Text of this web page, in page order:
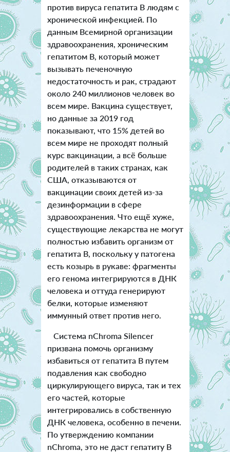
против вируса гепатита B людям с
хронической инфекцией. По
данным Всемирной организации
здравоохранения, хроническим
гепатитом B, который может
вызывать печеночную
недостаточность и рак, страдают
около 240 миллионов человек во
всем мире. Вакцина существует,
но данные за 2019 год
показывают, что 15% детей во
всем мире не проходят полный
курс вакцинации, а всё больше
родителей в таких странах, как
США, отказываются от
вакцинации своих детей из-за
дезинформации в сфере
здравоохранения. Что ещё хуже,
существующие лекарства не могут
полностью избавить организм от
гепатита B, поскольку у патогена
есть козырь в рукаве: фрагменты
его генома интегрируются в ДНК
человека и оттуда генерируют
белки, которые изменяют
иммунный ответ против него.
Система nChroma Silencer
призвана помочь организму
избавиться от гепатита B путем
подавления как свободно
циркулирующего вируса, так и тех
его частей, которые
интегрировались в собственную
ДНК человека, особенно в печени.
По утверждению компании
nChroma, это не даст гепатиту B